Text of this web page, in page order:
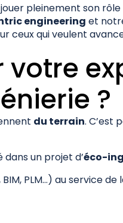
pleinement son
engineering et
ceux qui veulent
votre
?
du terrain. C’est
dans un projet d’éco-
PLM…) au service